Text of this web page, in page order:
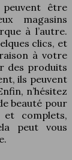
peuvent être
magasins
à l’autre.
clics, et
à votre
des produits
ils peuvent
n’hésitez
beauté pour
complets,
peut vous